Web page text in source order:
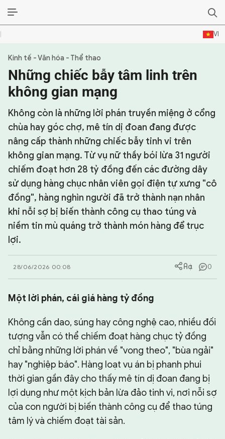
VI
SỰ KIỆN & BÌNH LUẬN
HẬU TRƯỜNG
KINH TẾ - VĂN HÓA - THỂ THAO
HỒ SƠ MẬT
PHÓNG SỰ
HỒ SƠ INTERPOL
VỤ ÁN NỔI TIẾNG
TƯ LIỆU
CHUYÊN TRANG
Kinh tế - Văn hóa - Thể thao
Những chiếc bẫy tâm linh trên
không gian mạng
Không còn là những lời phán truyền miệng ở cổng
chùa hay góc chợ, mê tín dị đoan đang được
nâng cấp thành những chiếc bẫy tinh vi trên
không gian mạng. Từ vụ nữ thầy bói lừa 31 người
chiếm đoạt hơn 28 tỷ đồng đến các đường dây
sử dụng hàng chục nhân viên gọi điện tự xưng "cô
đồng", hàng nghìn người đã trở thành nạn nhân
khi nỗi sợ bị biến thành công cụ thao túng và
niềm tin mù quáng trở thành món hàng để trục
lợi.
28/06/2026 00:08 0
Một lời phán, cái giá hàng tỷ đồng
Không cần dao, súng hay công nghệ cao, nhiều đối
tượng vẫn có thể chiếm đoạt hàng chục tỷ đồng
chỉ bằng những lời phán về "vong theo", "bùa ngải"
hay "nghiệp báo". Hàng loạt vụ án bị phanh phui
thời gian gần đây cho thấy mê tín dị đoan đang bị
lợi dụng như một kịch bản lừa đảo tinh vi, nơi nỗi sợ
của con người bị biến thành công cụ để thao túng
tâm lý và chiếm đoạt tài sản.